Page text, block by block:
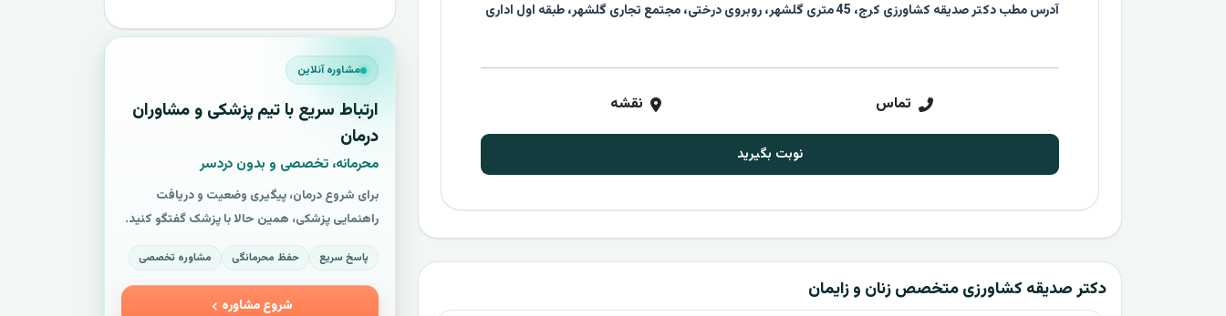
آدرس مطب دکتر صدیقه کشاورزی کرج، 45 متری گلشهر، روبروی درختی، مجتمع تجاری گلشهر، طبقه اول اداری
تماس نقشه
نوبت بگیرید
دکتر صدیقه کشاورزی متخصص زنان و زایمان
مشاوره آنلاین
ارتباط سریع با تیم پزشکی و مشاوران
درمان
محرمانه، تخصصی و بدون دردسر
برای شروع درمان، پیگیری وضعیت و دریافت
راهنمایی پزشکی، همین حالا با پزشک گفتگو کنید.
پاسخ سریع حفظ محرمانگی مشاوره تخصصی
شروع مشاوره